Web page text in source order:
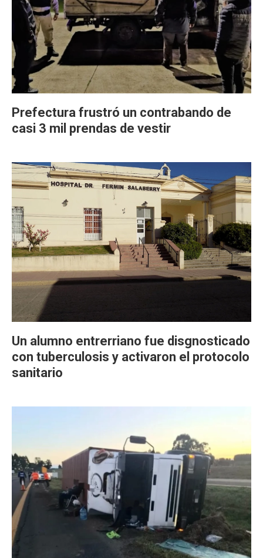
Prefectura frustró un contrabando de
casi 3 mil prendas de vestir
Un alumno entrerriano fue disgnosticado
con tuberculosis y activaron el protocolo
sanitario